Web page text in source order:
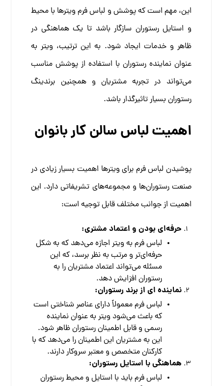
این، مهم است که پوشش و لباس فرم ویترها با محیط
و استایل رستوران سازگار باشد تا یک هماهنگی در
ظاهر و خدمات ایجاد شود. به این ترتیب، ویتر به
عنوان نماینده رستوران با استفاده از پوشش مناسب
می‌تواند در تجربه مشتریان و همچنین برندینگ
رستوران بسیار تاثیرگذار باشد.
اهمیت لباس سالن کار بانوان
پوشیدن لباس فرم برای ویترها اهمیت بسیار زیادی در
صنعت رستوران‌ها و مجموعه‌های تشریفاتی دارد. این
اهمیت از جوانب مختلف قابل توجیه است:
حرفه‌ای بودن و اعتماد مشتری:
لباس فرم به ویتر اجازه می‌دهد که به شکل
حرفه‌ای‌تر و مرتب به نظر برسد، که این
مسئله می‌تواند اعتماد مشتریان را به
رستوران افزایش دهد.
نماینده ای از برند رستوران:
لباس فرم معمولاً دارای عناصر شناختی است
که باعث می‌شود ویتر به عنوان نماینده
رسمی و قابل اطمینان رستوران ظاهر شود.
این به مشتریان این اطمینان را می‌دهد که با
کارکنان متخصص و معتبر سروکار دارند.
هماهنگی با استایل رستوران:
لباس فرم باید با استایل و محیط رستوران